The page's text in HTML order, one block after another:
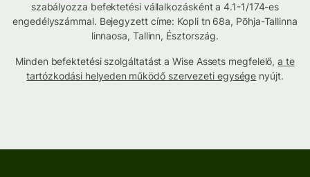
szabályozza befektetési vállalkozásként a 4.1-1/174-es
engedélyszámmal. Bejegyzett címe: Kopli tn 68a, Põhja-Tallinna
linnaosa, Tallinn, Észtország.
Minden befektetési szolgáltatást a Wise Assets megfelelő,a te
tartózkodási helyeden működő szervezeti egysége nyújt.